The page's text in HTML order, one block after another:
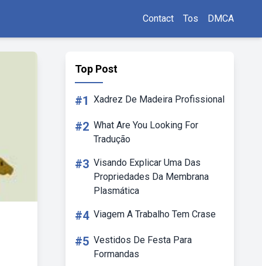
Contact Tos DMCA
Top Post
#1 Xadrez De Madeira Profissional
#2 What Are You Looking For
Tradução
#3 Visando Explicar Uma Das
Propriedades Da Membrana
Plasmática
#4 Viagem A Trabalho Tem Crase
#5 Vestidos De Festa Para
Formandas